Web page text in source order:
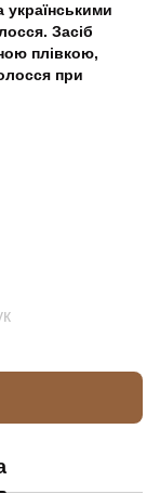
українськими
Засіб
плівкою,
при